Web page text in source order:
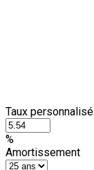
Taux personnalisé
%
Amortissement